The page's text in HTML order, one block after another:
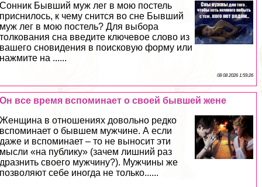
Сонник Бывший муж лег в мою постель
приснилось, к чему снится во сне Бывший
муж лег в мою постель? Для выбора
толкования сна введите ключевое слово из
вашего сновидения в поисковую форму или
нажмите на ......
08 08 2026 1:59:26
Он все время вспоминает о своей бывшей жене
Женщина в отношениях довольно редко
вспоминает о бывшем мужчине. А если
даже и вспоминает – то не выносит эти
мысли «на публику» (зачем лишний раз
дразнить своего мужчину?). Мужчины же
позволяют себе иногда не только......